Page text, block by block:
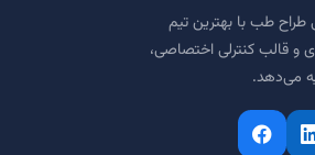
طب با بهترین تیم
قالب کنترلی اختصاصی،
می‌دهد.